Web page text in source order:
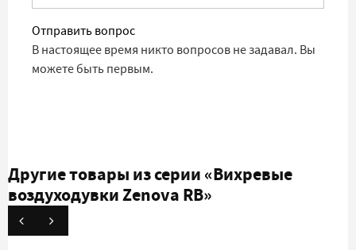
Отправить вопрос
В настоящее время никто вопросов не задавал. Вы
можете быть первым.
Другие товары из серии«Вихревые
воздуходувки Zenova RB»